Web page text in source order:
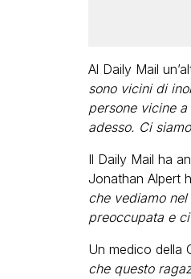
Al Daily Mail
sono vicini di
persone vicine
adesso. Ci
Il Daily Mail ha
Jonathan Alpert
che vediamo
preoccupata e
Un medico della
che questo